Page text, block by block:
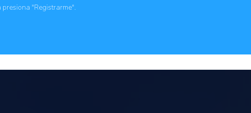
"Registrarme".